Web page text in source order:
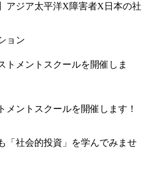
アジア太平洋X障害者X日本の社
ョン
メントスクールを開催します！